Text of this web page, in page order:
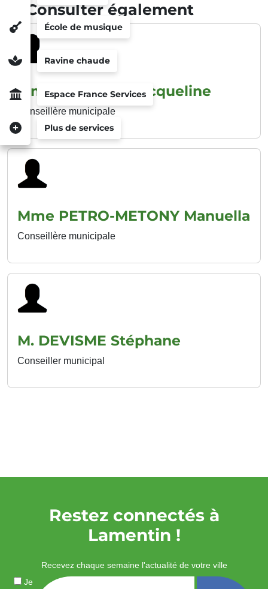
École de musique
Ravine chaude
Espace France Services
Plus de services
Consulter également
Mme BELFORT Jacqueline
Conseillère municipale
Mme PETRO-METONY Manuella
Conseillère municipale
M. DEVISME Stéphane
Conseiller municipal
Restez connectés à
Lamentin !
Recevez chaque semaine l'actualité de votre ville
Je